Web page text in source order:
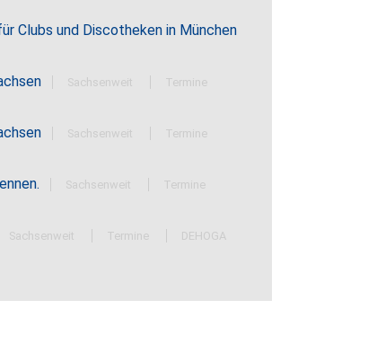
Clubs und Discotheken in München
Sachsenweit
Termine
Sachsenweit
Termine
Sachsenweit
Termine
Sachsenweit Termine
DEHOGA